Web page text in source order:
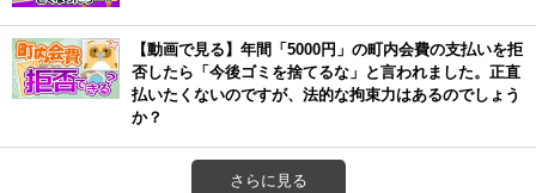
【動画で見る】年間「5000円」の町内会費の支払いを拒
否したら「今後ゴミを捨てるな」と言われました。正直
払いたくないのですが、法的な拘束力はあるのでしょう
か？
さらに見る